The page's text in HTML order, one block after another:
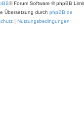
® Forum Software © phpBB
Übersetzung durch phpBB.de
| Nutzungsbedingungen